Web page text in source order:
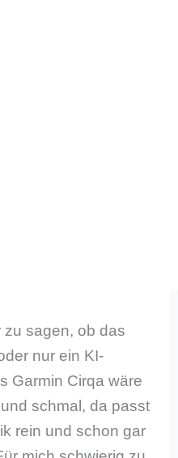
zu sagen, ob das
nur ein KI-
Garmin Cirqa wäre
schmal, da passt
rein und schon gar